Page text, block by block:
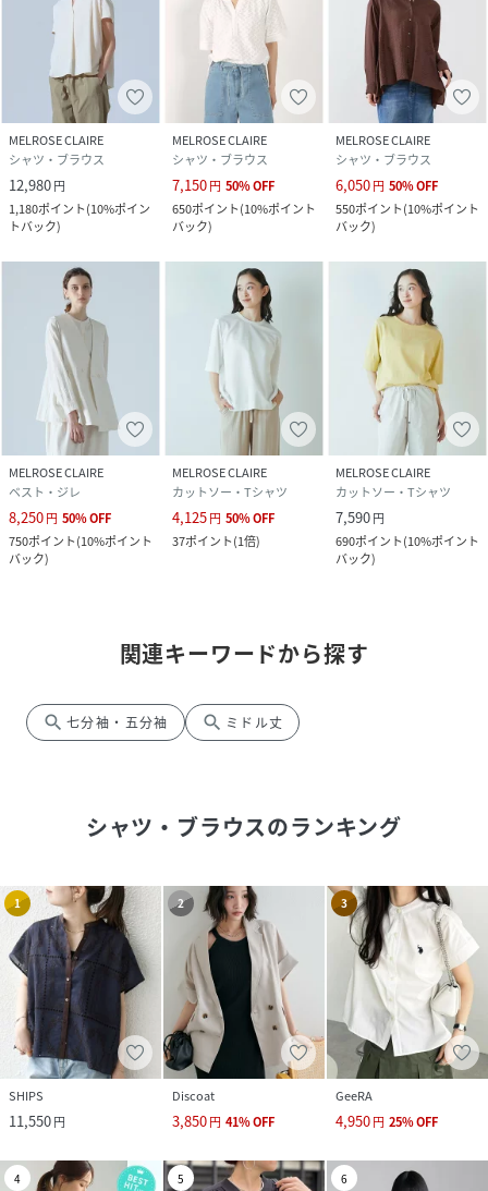
MELROSE CLAIRE
シャツ・ブラウス
12,980円
1,180ポイント(10%ポイン
トバック)
MELROSE CLAIRE
シャツ・ブラウス
7,150円 50%OFF
650ポイント(10%ポイント
バック)
MELROSE CLAIRE
シャツ・ブラウス
6,050円 50%OFF
550ポイント(10%ポイント
バック)
MELROSE CLAIRE
ベスト・ジレ
8,250円 50%OFF
750ポイント(10%ポイント
バック)
MELROSE CLAIRE
カットソー・Tシャツ
4,125円 50%OFF
37ポイント(1倍)
MELROSE CLAIRE
カットソー・Tシャツ
7,590円
690ポイント(10%ポイント
バック)
関連キーワードから探す
search 七分袖・五分袖 search ミドル丈
シャツ・ブラウスのランキング
1
SHIPS
11,550円
2
Discoat
3,850円 41%OFF
3
GeeRA
4,950円 25%OFF
4 5 6